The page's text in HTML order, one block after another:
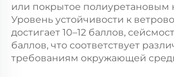
или покрытое полиуретановым
Уровень устойчивости к
достигает 10–12 баллов,
баллов, что соответствует
требованиям окружающей